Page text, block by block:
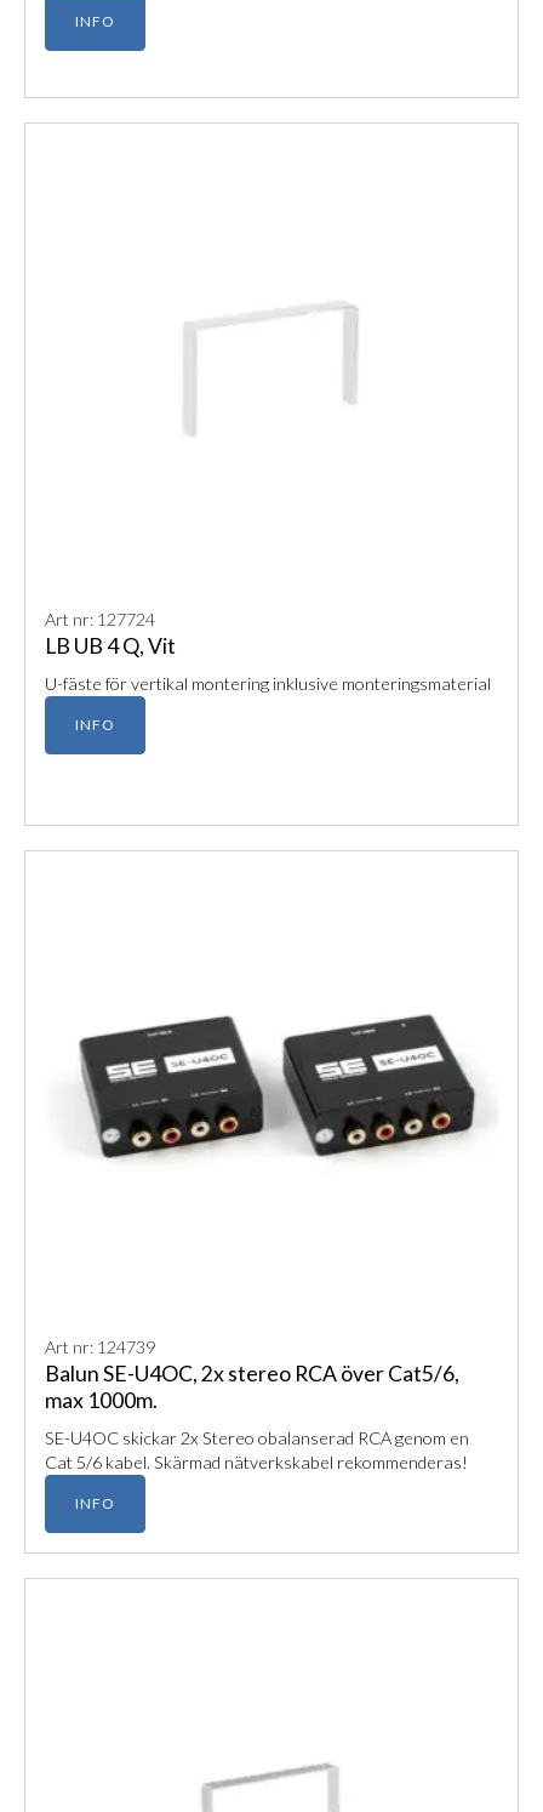
INFO
Art nr: 127724
LB UB 4 Q, Vit
U-fäste för vertikal montering inklusive monteringsmaterial
INFO
Art nr: 124739
Balun SE-U4OC, 2x stereo RCA över Cat5/6,
max 1000m.
SE-U4OC skickar 2x Stereo obalanserad RCA genom en
Cat 5/6 kabel. Skärmad nätverkskabel rekommenderas!
INFO